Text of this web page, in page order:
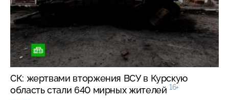
СК: жертвами вторжения ВСУ в Курскую
область стали 640 мирных жителей 16+